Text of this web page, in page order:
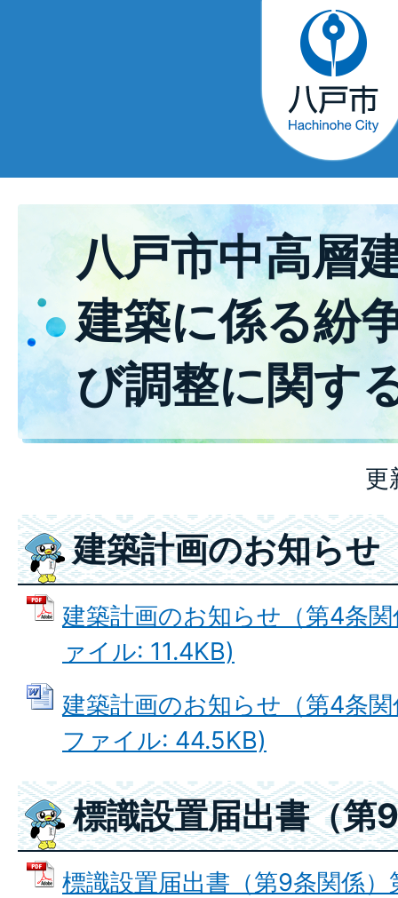
八戸市中高層
建築に係る紛
び調整に関す
更
建築計画のお知らせ
建築計画のお知らせ（第4条
ァイル: 11.4KB)
建築計画のお知らせ（第4条
ファイル: 44.5KB)
標識設置届出書（第
標識設置届出書（第9条関係